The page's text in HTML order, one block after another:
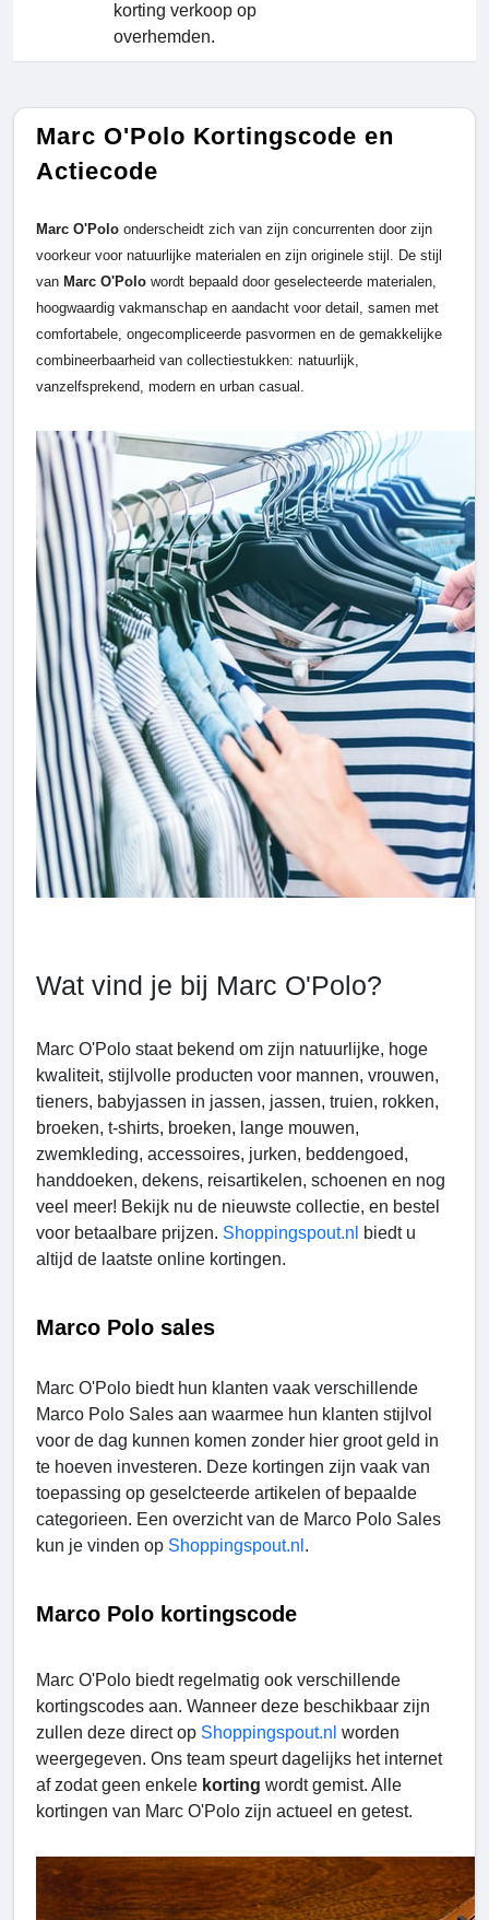
korting verkoop op
overhemden.
Marc O'Polo Kortingscode en
Actiecode
Marc O'Polo onderscheidt zich van zijn concurrenten door zijn
voorkeur voor natuurlijke materialen en zijn originele stijl. De stijl
van Marc O'Polo wordt bepaald door geselecteerde materialen,
hoogwaardig vakmanschap en aandacht voor detail, samen met
comfortabele, ongecompliceerde pasvormen en de gemakkelijke
combineerbaarheid van collectiestukken: natuurlijk,
vanzelfsprekend, modern en urban casual.
Wat vind je bij Marc O'Polo?
Marc O'Polo staat bekend om zijn natuurlijke, hoge
kwaliteit, stijlvolle producten voor mannen, vrouwen,
tieners, babyjassen in jassen, jassen, truien, rokken,
broeken, t-shirts, broeken, lange mouwen,
zwemkleding, accessoires, jurken, beddengoed,
handdoeken, dekens, reisartikelen, schoenen en nog
veel meer! Bekijk nu de nieuwste collectie, en bestel
voor betaalbare prijzen. Shoppingspout.nl
biedt u
altijd de laatste online kortingen.
Marco Polo sales
Marc O'Polo biedt hun klanten vaak verschillende
Marco Polo Sales aan waarmee hun klanten stijlvol
voor de dag kunnen komen zonder hier groot geld in
te hoeven investeren. Deze kortingen zijn vaak van
toepassing op geselcteerde artikelen of bepaalde
categorieen. Een overzicht van de Marco Polo Sales
kun je vinden op Shoppingspout.nl .
Marco Polo kortingscode
Marc O'Polo biedt regelmatig ook verschillende
kortingscodes aan. Wanneer deze beschikbaar zijn
zullen deze direct op Shoppingspout.nl worden
weergegeven. Ons team speurt dagelijks het internet
af zodat geen enkele korting wordt gemist. Alle
kortingen van Marc O'Polo zijn actueel en getest.